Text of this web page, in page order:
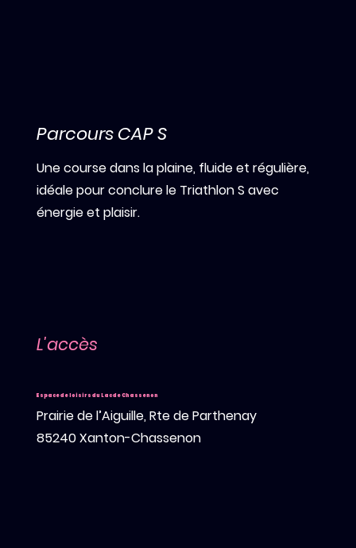
Parcours CAP S
Une course dans la plaine, fluide et régulière,
idéale pour conclure le Triathlon S avec
énergie et plaisir.
L'accès
Espace de loisirs du Lac de Chassenon
Prairie de l’Aiguille, Rte de Parthenay
85240 Xanton-Chassenon